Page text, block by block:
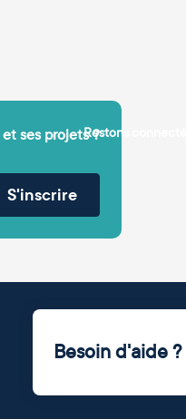
ses projets ?
S'inscrire
Restons connectés
Besoin d'aide ?